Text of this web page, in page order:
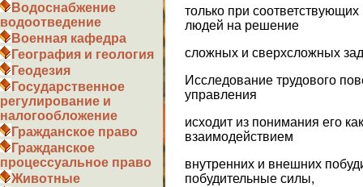
Водоснабжение
водоотведение
Военная кафедра
География и геология
Геодезия
Государственное
регулирование и
налогообложение
Гражданское право
Гражданское
процессуальное право
Животные
только при
людей на решение
сложных и сверхсложных
Исследование трудового
управления
исходит из понимания его
взаимодействием
внутренних и внешних
побудительные силы,